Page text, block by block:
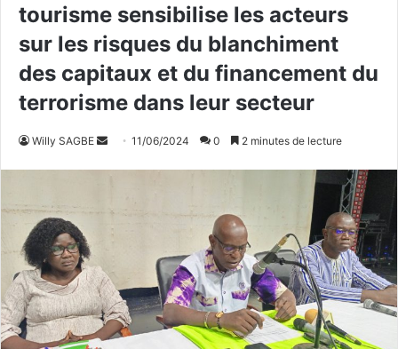
tourisme sensibilise les acteurs
sur les risques du blanchiment
des capitaux et du financement du
terrorisme dans leur secteur
Willy SAGBE
y
u
n
c
11/06/2024 0 2 minutes de lecture